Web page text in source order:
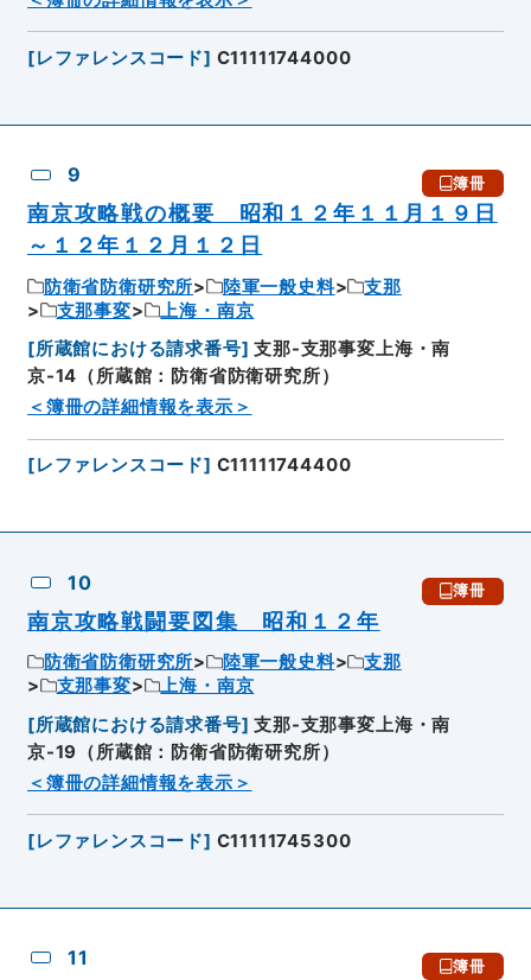
[レファレンスコード] C11111744000
9 簿冊
南京攻略戦の概要 昭和１２年１１月１９日
～１２年１２月１２日
防衛省防衛研究所 陸軍一般史料
支那
支那事変
上海・南京
[所蔵館における請求番号] 支那-支那事変上海・南
京-14（所蔵館：防衛省防衛研究所）
＜簿冊の詳細情報を表示＞
[レファレンスコード] C11111744400
10 簿冊
南京攻略戦闘要図集 昭和１２年
防衛省防衛研究所 陸軍一般史料
支那
支那事変
上海・南京
[所蔵館における請求番号] 支那-支那事変上海・南
京-19（所蔵館：防衛省防衛研究所）
＜簿冊の詳細情報を表示＞
[レファレンスコード] C11111745300
11 簿冊